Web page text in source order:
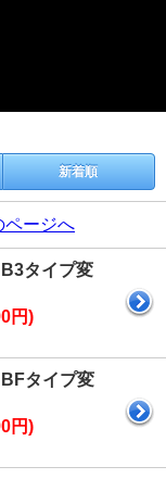
新着順
ページへ
タイプ変
円)
タイプ変
円)